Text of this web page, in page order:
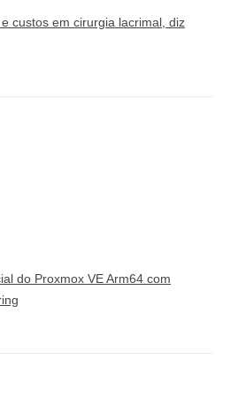
custos em cirurgia lacrimal, diz
do Proxmox VE Arm64 com